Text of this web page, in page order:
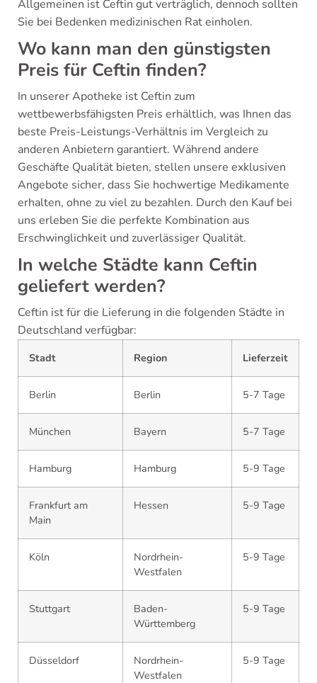
Allgemeinen ist Ceftin gut verträglich, dennoch sollten
Sie bei Bedenken medizinischen Rat einholen.
Wo kann man den günstigsten
Preis für Ceftin finden?
In unserer Apotheke ist Ceftin zum
wettbewerbsfähigsten Preis erhältlich, was Ihnen das
beste Preis-Leistungs-Verhältnis im Vergleich zu
anderen Anbietern garantiert. Während andere
Geschäfte Qualität bieten, stellen unsere exklusiven
Angebote sicher, dass Sie hochwertige Medikamente
erhalten, ohne zu viel zu bezahlen. Durch den Kauf bei
uns erleben Sie die perfekte Kombination aus
Erschwinglichkeit und zuverlässiger Qualität.
In welche Städte kann Ceftin
geliefert werden?
Ceftin ist für die Lieferung in die folgenden Städte in
Deutschland verfügbar:
Stadt Region Lieferzeit
Berlin Berlin 5-7 Tage
München Bayern 5-7 Tage
Hamburg Hamburg 5-9 Tage
Frankfurt am
Main
Hessen 5-9 Tage
Köln
Nordrhein-
Westfalen
5-9 Tage
Stuttgart
Baden-
Württemberg
5-9 Tage
Düsseldorf
Nordrhein-
Westfalen
5-9 Tage